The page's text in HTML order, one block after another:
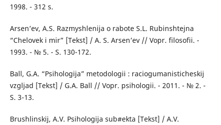
1998. - 312 s.
Arsen’ev, A.S. Razmyshlenija o rabote S.L. Rubinshtejna
“Chelovek i mir” [Tekst] / A. S. Arsen’ev // Vopr. filosofii. -
1993. - № 5. - S. 130-172.
Ball, G.A. “Psihologija” metodologii : raciogumanisticheskij
vzgljad [Tekst] / G.A. Ball // Vopr. psihologii. - 2011. - № 2. -
S. 3-13.
Brushlinskij, A.V. Psihologija sub#ekta [Tekst] / A.V.